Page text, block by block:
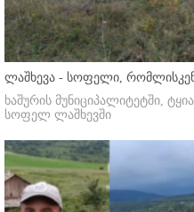
ლაშხევა - სოფელი,
ხაშურის მუნიციპალიტეტში,
სოფელ ლაშხევში